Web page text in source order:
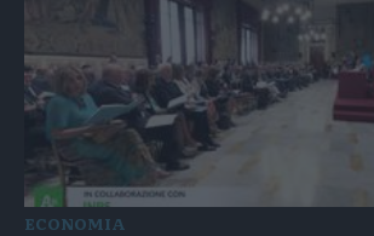
ECONOMIA